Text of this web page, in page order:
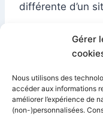
Gérer
Nous utilisons des
accéder aux informations
améliorer l’expérience de
(non-)personnalisées.
différente d’un
Pour un
n’est donc pas
il de l’IA ?” La
usages IA sont
quelles